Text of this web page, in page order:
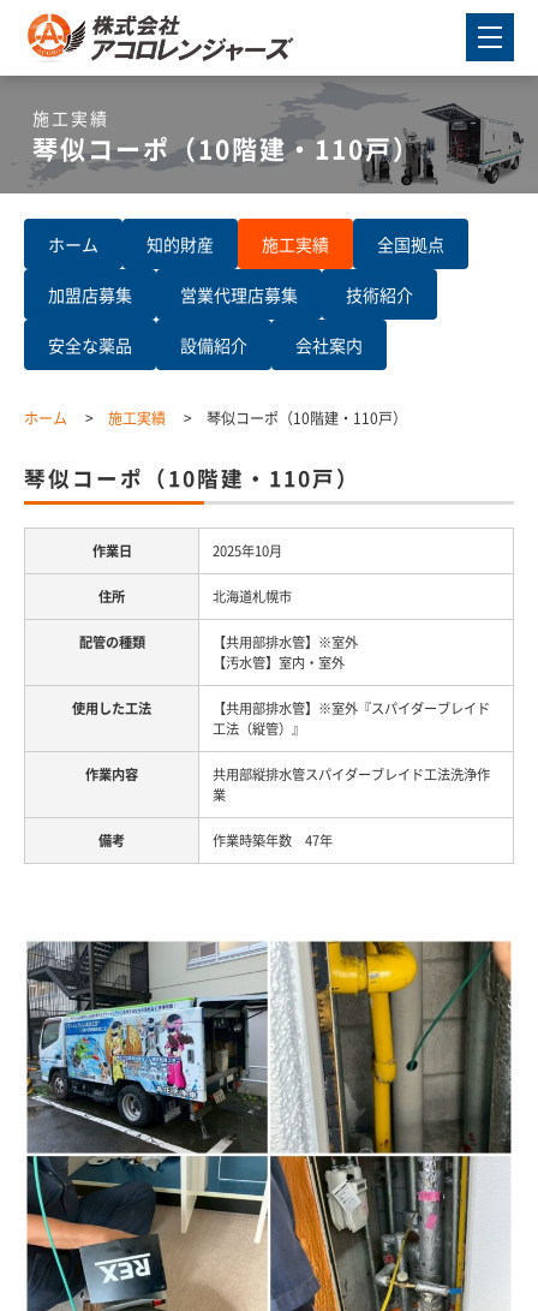
施工実績
琴似コーポ（10階建・110戸）
ホーム 知的財産 施工実績 全国拠点
加盟店募集 営業代理店募集 技術紹介
安全な薬品 設備紹介 会社案内
ホーム 施工実績 琴似コーポ（10階建・110戸）
琴似コーポ（10階建・110戸）
2025年10月
北海道札幌市
【共用部排水管】※室外
【汚水管】室内・室外
【共用部排水管】※室外『スパイダーブレイド
工法（縦管）』
共用部縦排水管スパイダーブレイド工法洗浄作
業
作業時築年数 47年